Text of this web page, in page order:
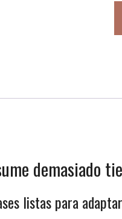
demasiado
listas para